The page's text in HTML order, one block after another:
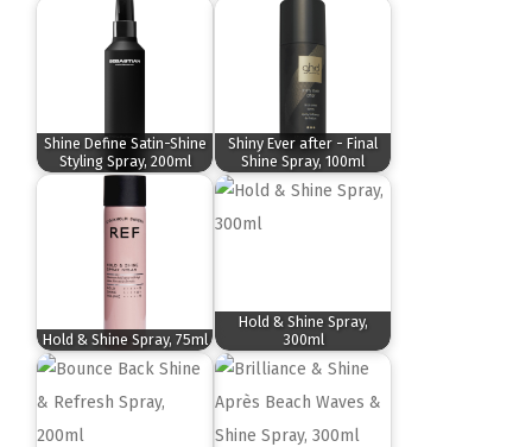
Shine Define Satin-Shine
Styling Spray, 200ml
Shiny Ever after - Final
Shine Spray, 100ml
Hold & Shine Spray, 75ml
Hold & Shine Spray,
300ml